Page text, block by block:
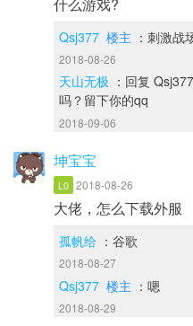
Qsj377 楼主 ：刺激战
2018-08-26
天山无极 ：回复
吗？留下你的qq
2018-09-06
坤宝宝
L0 2018-08-26
大佬，怎么下载外服
孤帆给：谷歌
2018-08-27
Qsj377 楼主 ：嗯
2018-08-29